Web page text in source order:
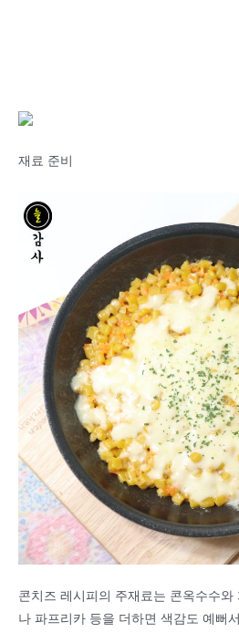
재료 준비
콘치즈 레시피의 주재료는 콘옥수수와
나 파프리카 등을 더하면 색감도 예뻐